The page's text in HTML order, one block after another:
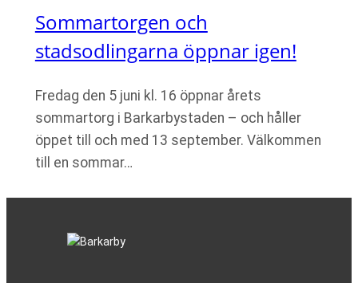
Sommartorgen och
stadsodlingarna öppnar igen!
Fredag den 5 juni kl. 16 öppnar årets
sommartorg i Barkarbystaden – och håller
öppet till och med 13 september. Välkommen
till en sommar…